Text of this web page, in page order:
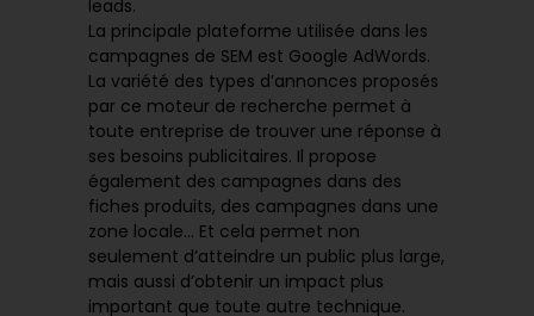
leads.
La principale plateforme utilisée dans les
campagnes de SEM est Google AdWords.
La variété des types d’annonces proposés
par ce moteur de recherche permet à
toute entreprise de trouver une réponse à
ses besoins publicitaires. Il propose
également des campagnes dans des
fiches produits, des campagnes dans une
zone locale… Et cela permet non
seulement d’atteindre un public plus large,
mais aussi d’obtenir un impact plus
important que toute autre technique.